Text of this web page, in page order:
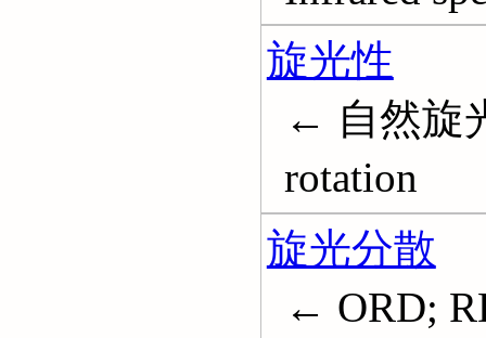
旋光性
← 自然旋
rotation
旋光分散
← ORD;